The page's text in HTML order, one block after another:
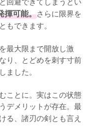
揮可能。さらに限界を
できます。
最大限まで開放し激
り、とどめを刺す寸前
した。
ことに。実はこの状態
デメリットが存在。最
る、諸刃の剣とも言え